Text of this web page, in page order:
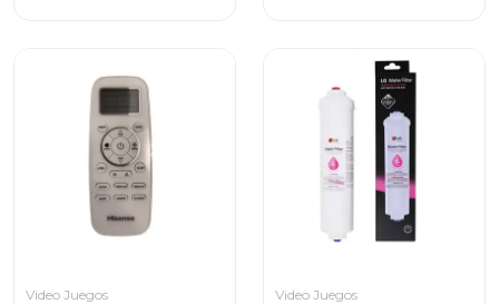
Video Juegos Video Juegos